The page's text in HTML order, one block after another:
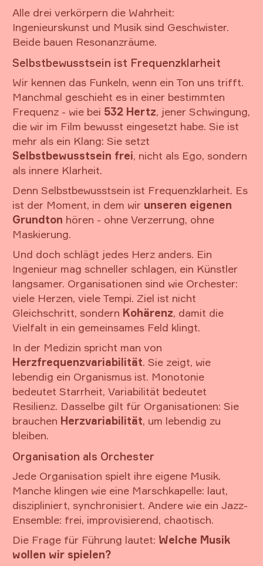
Alle drei verkörpern die Wahrheit:
Ingenieurskunst und Musik sind Geschwister.
Beide bauen Resonanzräume.
Selbstbewusstsein ist Frequenzklarheit
Wir kennen das Funkeln, wenn ein Ton uns trifft.
Manchmal geschieht es in einer bestimmten
Frequenz - wie bei 532 Hertz, jener Schwingung,
die wir im Film bewusst eingesetzt habe. Sie ist
mehr als ein Klang: Sie setzt
Selbstbewusstsein frei, nicht als Ego, sondern
als innere Klarheit.
Denn Selbstbewusstsein ist Frequenzklarheit. Es
ist der Moment, in dem wir unseren eigenen
Grundton hören - ohne Verzerrung, ohne
Maskierung.
Und doch schlägt jedes Herz anders. Ein
Ingenieur mag schneller schlagen, ein Künstler
langsamer. Organisationen sind wie Orchester:
viele Herzen, viele Tempi. Ziel ist nicht
Gleichschritt, sondern Kohärenz, damit die
Vielfalt in ein gemeinsames Feld klingt.
In der Medizin spricht man von
Herzfrequenzvariabilität. Sie zeigt, wie
lebendig ein Organismus ist. Monotonie
bedeutet Starrheit, Variabilität bedeutet
Resilienz. Dasselbe gilt für Organisationen: Sie
brauchen Herzvariabilität, um lebendig zu
bleiben.
Organisation als Orchester
Jede Organisation spielt ihre eigene Musik.
Manche klingen wie eine Marschkapelle: laut,
diszipliniert, synchronisiert. Andere wie ein Jazz-
Ensemble: frei, improvisierend, chaotisch.
Die Frage für Führung lautet: Welche Musik
wollen wir spielen?